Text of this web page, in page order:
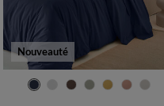
Nouveauté